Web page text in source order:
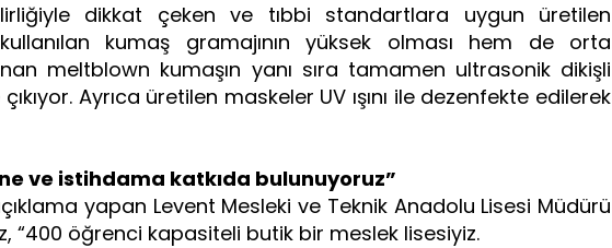
dikkat çeken ve tıbbi standartlara uygun üretilen
kumaş gramajının yüksek olması hem de orta
meltblown kumaşın yanı sıra tamamen ultrasonik dikişli
Ayrıca üretilen maskeler UV ışını ile dezenfekte edilerek
ve istihdama katkıda bulunuyoruz”
yapan Levent Mesleki ve Teknik Anadolu Lisesi Müdürü
“400 öğrenci kapasiteli butik bir meslek lisesiyiz.